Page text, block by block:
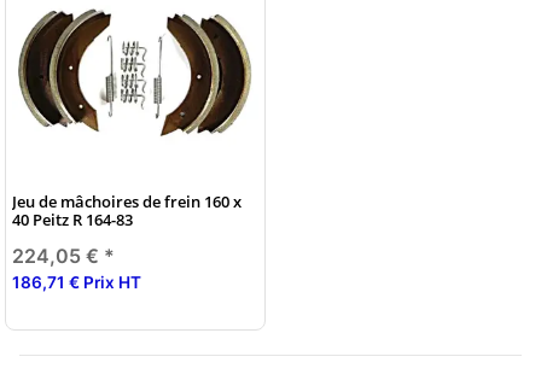
Jeu de mâchoires de frein 160 x
40 Peitz R 164-83
224,05 € *
186,71 € Prix HT